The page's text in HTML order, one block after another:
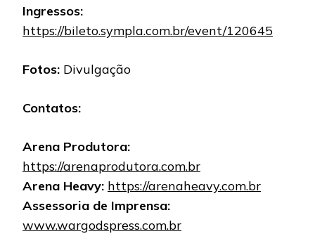
Ingressos:
https://bileto.sympla.com.br/event/120645
Fotos: Divulgação
Contatos:
Arena Produtora:
https://arenaprodutora.com.br
Arena Heavy: https://arenaheavy.com.br
Assessoria de Imprensa:
www.wargodspress.com.br